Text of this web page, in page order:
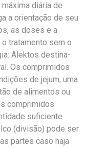
diária de
a orientação de seu
as doses e a
tratamento sem o
Alektos destina-
Os comprimidos
de jejum, uma
de alimentos ou
comprimidos
suficiente
(divisão) pode ser
partes caso haja